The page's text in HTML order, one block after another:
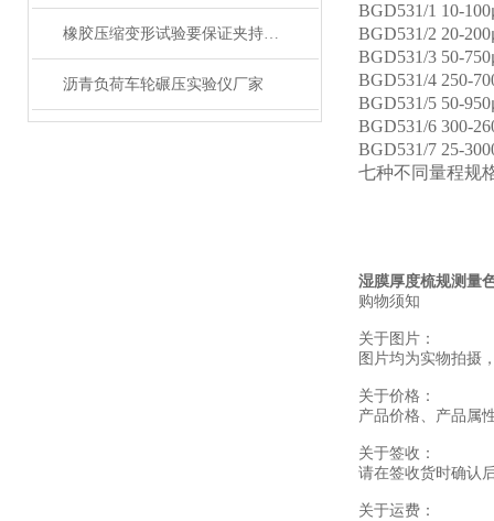
橡胶压缩变形试验要保证夹持器有足够的行程
沥青负荷车轮碾压实验仪厂家
BGD531/1 10-
BGD531/2 20-
BGD531/3 50-
BGD531/4 250-
BGD531/5 50-
BGD531/6 300-
BGD531/7 25-
七种不同量程规
湿膜厚度梳规测量
购物须知
关于图片：
图片均为实物拍摄
关于价格：
产品价格、产品属
关于签收：
请在签收货时确认
关于运费：